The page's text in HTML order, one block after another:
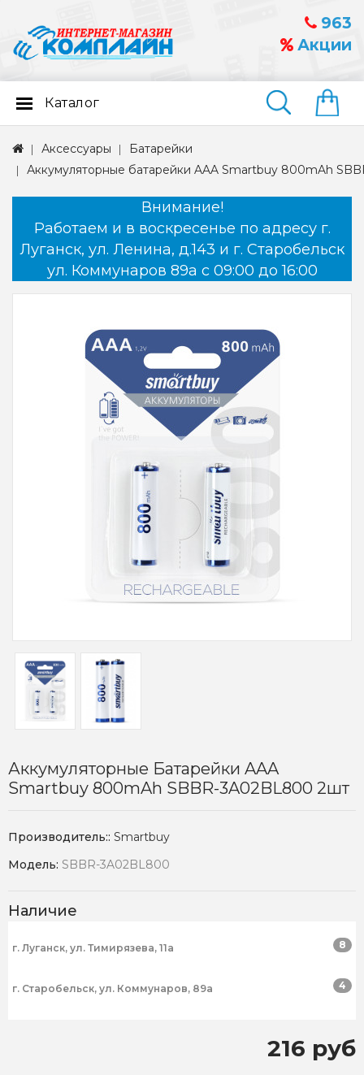
963
Акции
Найти
Каталог
Аксессуары
Батарейки
Аккумуляторные батарейки AAA Smartbuy 800mAh
Внимание!
Работаем и в воскресенье по адресу г.
Луганск, ул. Ленина, д.143 и г. Старобельск
ул. Коммунаров 89а с 09:00 до 16:00
Аккумуляторные Батарейки AAA
Smartbuy 800mAh SBBR-3A02BL800 2шт
Производитель:: Smartbuy
Модель: SBBR-3A02BL800
Наличие
г. Луганск, ул. Тимирязева, 11а 8
г. Старобельск, ул. Коммунаров, 89а 4
216 руб